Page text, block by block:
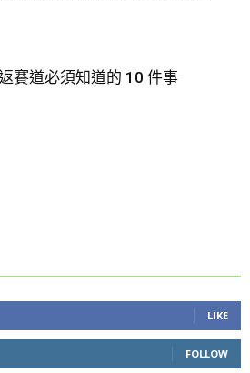
賽道必須知道的 10 件事
LIKE
FOLLOW